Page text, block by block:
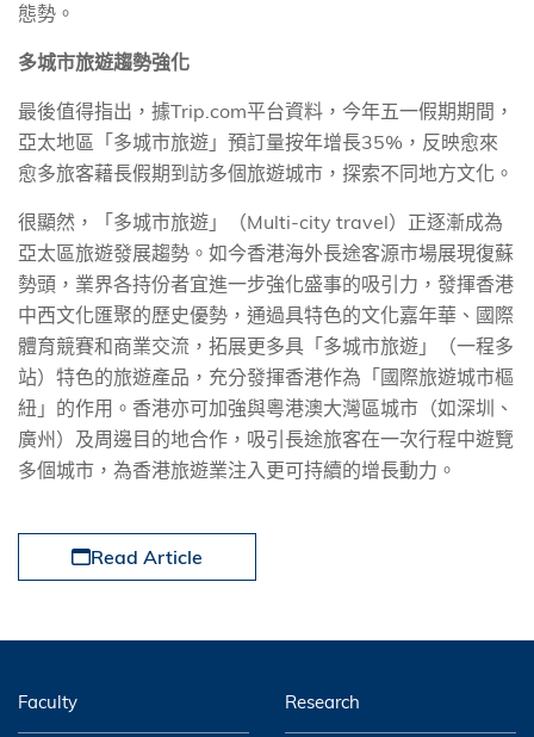
態勢。
多城市旅遊趨勢強化
最後值得指出，據Trip.com平台資料，今年五一假期期間，
亞太地區「多城市旅遊」預訂量按年增長35% ，反映愈來
愈多旅客藉長假期到訪多個旅遊城市，探索不同地方文化。
很顯然，「多城市旅遊」（Multi-city travel）正逐漸成為
亞太區旅遊發展趨勢。如今香港海外長途客源市場展現復蘇
勢頭，業界各持份者宜進一步強化盛事的吸引力，發揮香港
中西文化匯聚的歷史優勢，通過具特色的文化嘉年華、國際
體育競賽和商業交流，拓展更多具「多城市旅遊」（一程多
站）特色的旅遊產品，充分發揮香港作為「國際旅遊城市樞
紐」的作用。香港亦可加強與粵港澳大灣區城市（如深圳、
廣州）及周邊目的地合作，吸引長途旅客在一次行程中遊覽
多個城市，為香港旅遊業注入更可持續的增長動力。
Read Article
Faculty Research